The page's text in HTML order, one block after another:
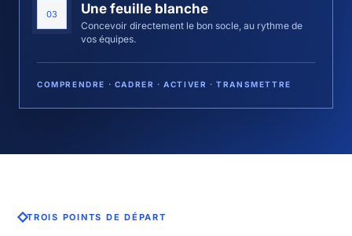
03 Une feuille blanche
Concevoir directement le bon socle, au rythme de
vos équipes.
COMPRENDRE · CADRER · ACTIVER · TRANSMETTRE
TROIS POINTS DE DÉPART